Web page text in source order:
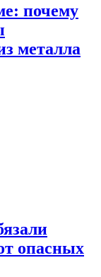
почему
металла
опасных